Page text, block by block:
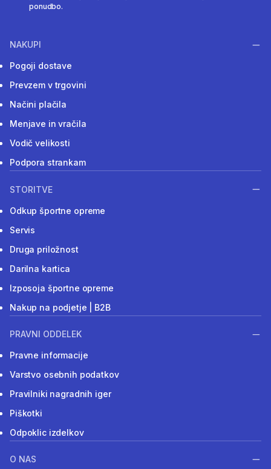
ponudbo.
NAKUPI
Pogoji dostave
Prevzem v trgovini
Načini plačila
Menjave in vračila
Vodič velikosti
Podpora strankam
STORITVE
Odkup športne opreme
Servis
Druga priložnost
Darilna kartica
Izposoja športne opreme
Nakup na podjetje | B2B
PRAVNI ODDELEK
Pravne informacije
Varstvo osebnih podatkov
Pravilniki nagradnih iger
Piškotki
Odpoklic izdelkov
O NAS